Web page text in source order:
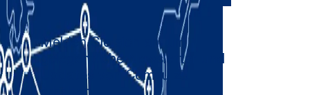
Melden Sie sich an, um
gelegentliche Newsletter und
Updates von Comau zu
erhalten